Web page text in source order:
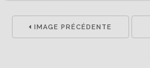
IMAGE PRÉCÉDENTE